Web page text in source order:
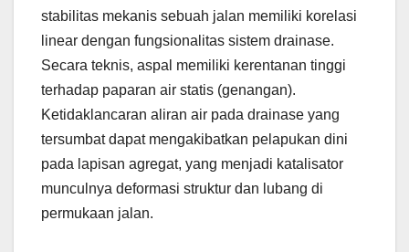
stabilitas mekanis sebuah jalan memiliki korelasi
linear dengan fungsionalitas sistem drainase.
Secara teknis, aspal memiliki kerentanan tinggi
terhadap paparan air statis (genangan).
Ketidaklancaran aliran air pada drainase yang
tersumbat dapat mengakibatkan pelapukan dini
pada lapisan agregat, yang menjadi katalisator
munculnya deformasi struktur dan lubang di
permukaan jalan.